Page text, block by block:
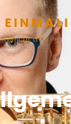
LIVE